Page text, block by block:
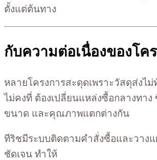
ตั้งแต่ต้นทาง
กับความต่อเนื่องของโค
หลายโครงการสะดุดเพราะวัสดุส่งไ
ไม่คงที่ ต้องเปลี่ยนแหล่งซื้อกลางทาง
ขนาด และคุณภาพแตกต่างกัน
ทีริชมีระบบติดตามคำสั่งซื้อและวางแ
ชัดเจน ทำให้